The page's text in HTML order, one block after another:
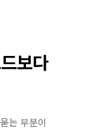
보다
는 부분이